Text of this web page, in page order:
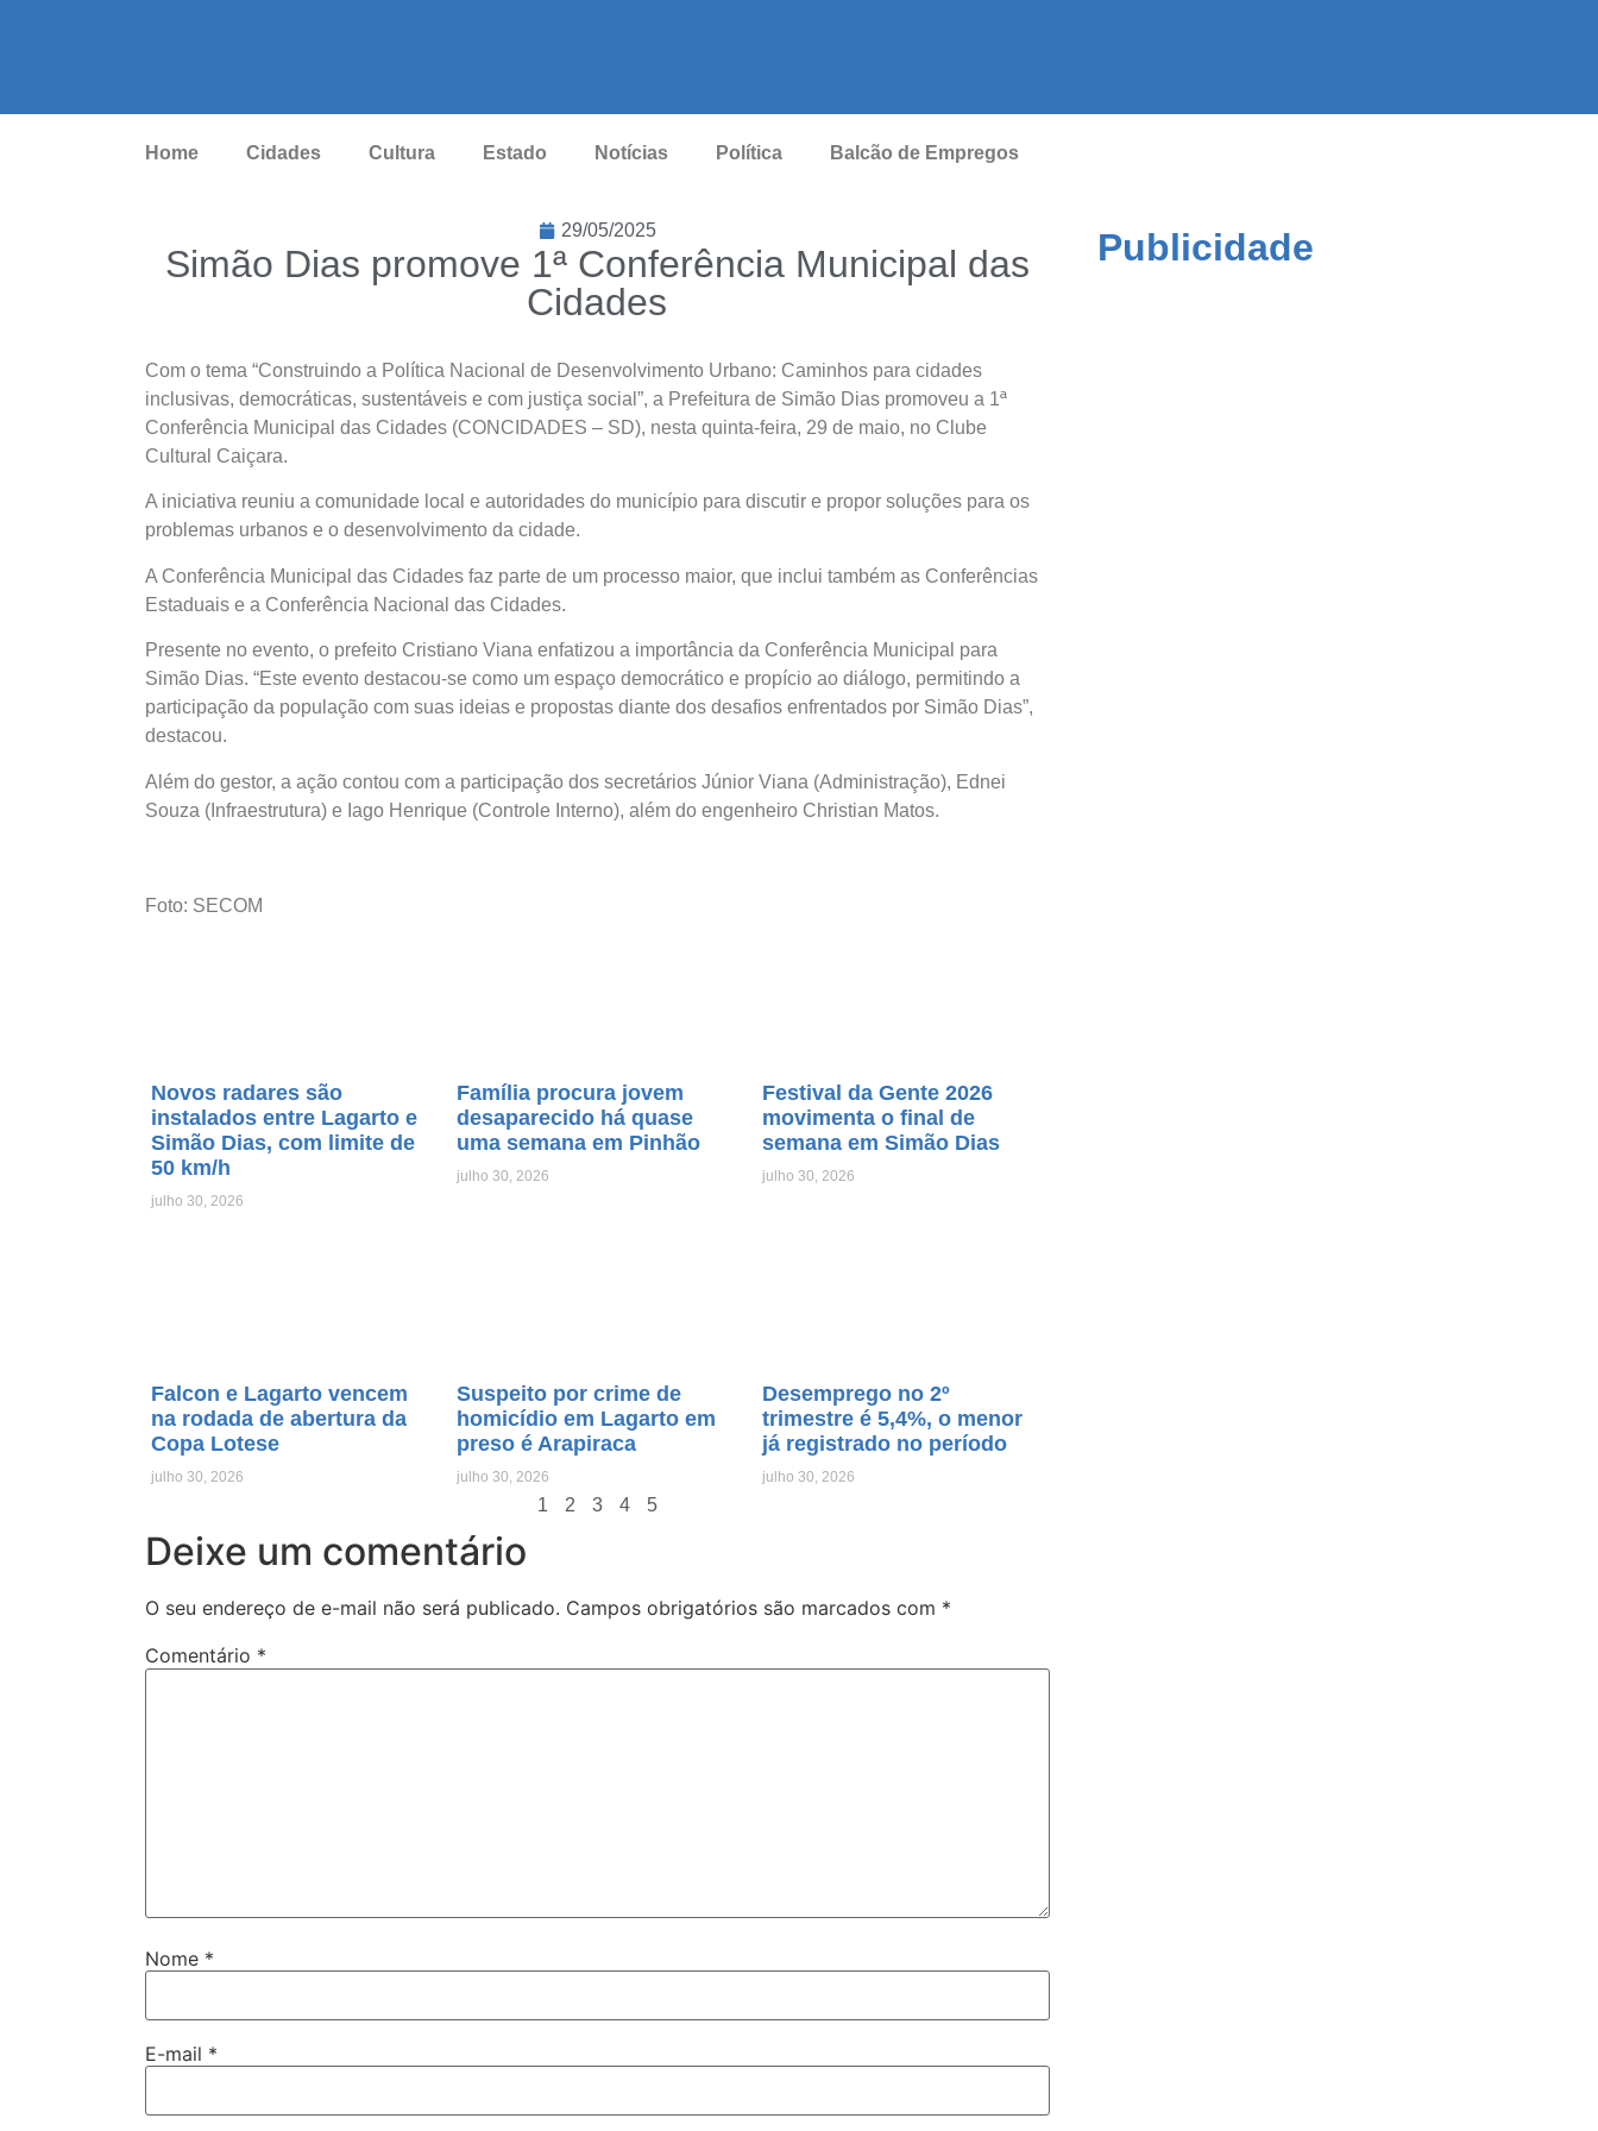
Home Cidades Cultura Estado Notícias Política Balcão de Empregos
29/05/2025
Simão Dias promove 1ª Conferência Municipal das
Cidades
Com o tema “Construindo a Política Nacional de Desenvolvimento Urbano: Caminhos para cidades
inclusivas, democráticas, sustentáveis e com justiça social”, a Prefeitura de Simão Dias promoveu a 1ª
Conferência Municipal das Cidades (CONCIDADES – SD), nesta quinta-feira, 29 de maio, no Clube
Cultural Caiçara.
A iniciativa reuniu a comunidade local e autoridades do município para discutir e propor soluções para os
problemas urbanos e o desenvolvimento da cidade.
A Conferência Municipal das Cidades faz parte de um processo maior, que inclui também as Conferências
Estaduais e a Conferência Nacional das Cidades.
Presente no evento, o prefeito Cristiano Viana enfatizou a importância da Conferência Municipal para
Simão Dias. “Este evento destacou-se como um espaço democrático e propício ao diálogo, permitindo a
participação da população com suas ideias e propostas diante dos desafios enfrentados por Simão Dias”,
destacou.
Além do gestor, a ação contou com a participação dos secretários Júnior Viana (Administração), Ednei
Souza (Infraestrutura) e Iago Henrique (Controle Interno), além do engenheiro Christian Matos.
Foto: SECOM
Novos radares são
instalados entre Lagarto e
Simão Dias, com limite de
50 km/h
julho 30, 2026
Família procura jovem
desaparecido há quase
uma semana em Pinhão
julho 30, 2026
Festival da Gente 2026
movimenta o final de
semana em Simão Dias
julho 30, 2026
Falcon e Lagarto vencem
na rodada de abertura da
Copa Lotese
julho 30, 2026
Suspeito por crime de
homicídio em Lagarto em
preso é Arapiraca
julho 30, 2026
Desemprego no 2º
trimestre é 5,4%, o menor
já registrado no período
julho 30, 2026
1 2 3 4 5
Deixe um comentário
O seu endereço de e-mail não será publicado. Campos obrigatórios são marcados com *
Comentário *
Nome *
E-mail *
Publicidade